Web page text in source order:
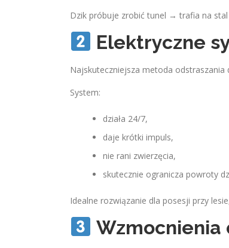
Dzik próbuje zrobić tunel → trafia na
Elektryczne
Najskuteczniejsza metoda odstraszania
System:
działa 24/7,
daje krótki impuls,
nie rani zwierzęcia,
skutecznie ogranicza powroty
Idealne rozwiązanie dla posesji przy
Wzmocnienia